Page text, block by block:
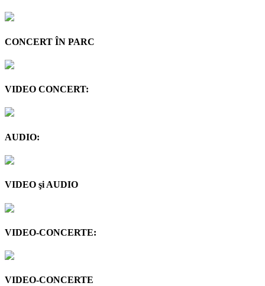
CONCERT ÎN PARC
VIDEO CONCERT:
AUDIO:
VIDEO şi AUDIO
VIDEO-CONCERTE:
VIDEO-CONCERTE